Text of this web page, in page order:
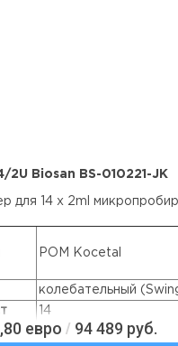
2U Biosan BS-010221-JK
для 14 x 2ml
POM Kocetal
колебательный
14
2 мл
евро / 94 489 руб.